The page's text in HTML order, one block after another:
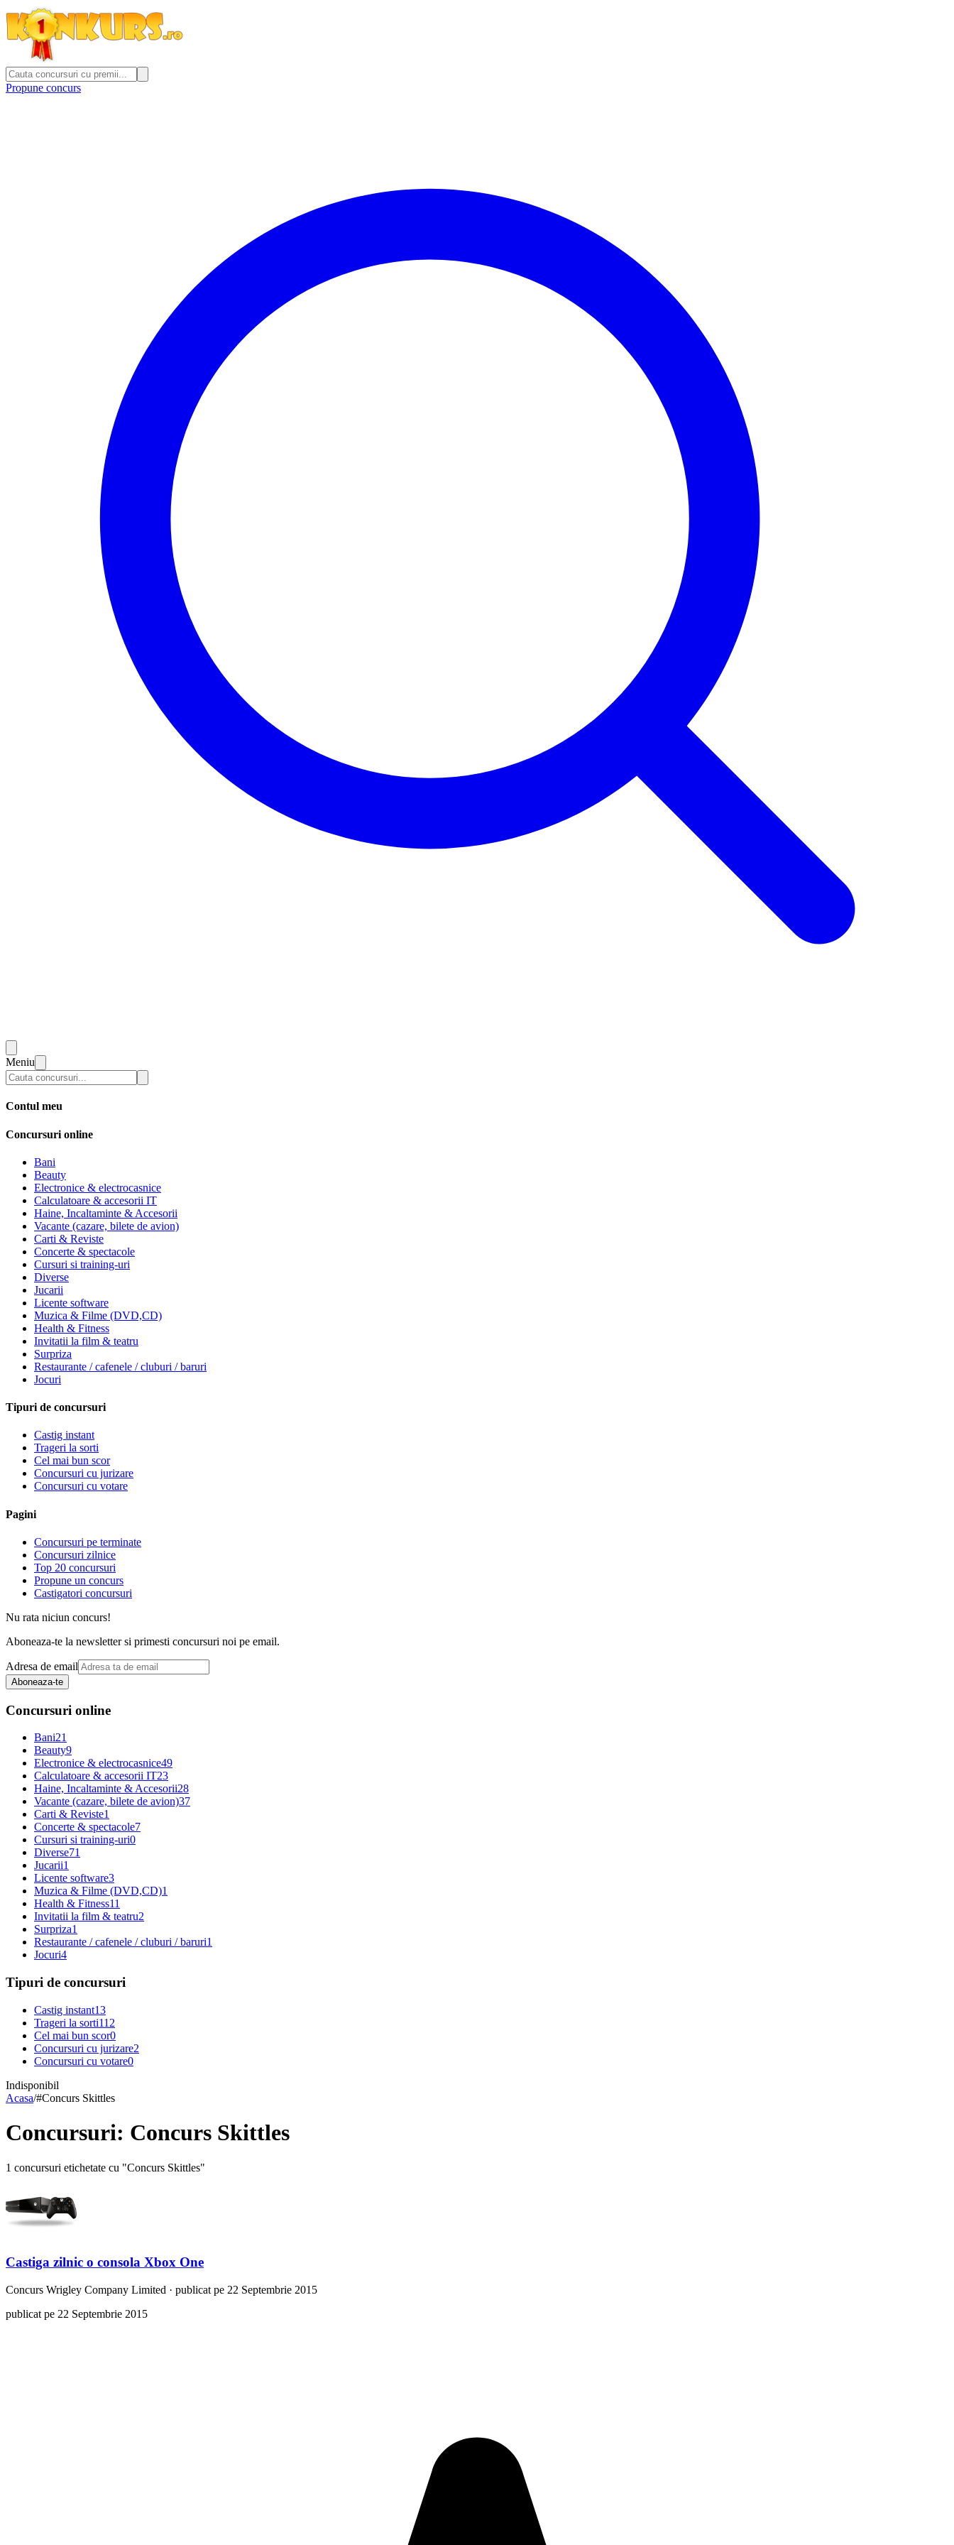
Propune concurs
Meniu
Contul meu
Concursuri online
Bani
Beauty
Electronice & electrocasnice
Calculatoare & accesorii IT
Haine, Incaltaminte & Accesorii
Vacante (cazare, bilete de avion)
Carti & Reviste
Concerte & spectacole
Cursuri si training-uri
Diverse
Jucarii
Licente software
Muzica & Filme (DVD,CD)
Health & Fitness
Invitatii la film & teatru
Surpriza
Restaurante / cafenele / cluburi / baruri
Jocuri
Tipuri de concursuri
Castig instant
Trageri la sorti
Cel mai bun scor
Concursuri cu jurizare
Concursuri cu votare
Pagini
Concursuri pe terminate
Concursuri zilnice
Top 20 concursuri
Propune un concurs
Castigatori concursuri
Nu rata niciun concurs!
Aboneaza-te la newsletter si primesti concursuri noi pe email.
Adresa de email
Aboneaza-te
Concursuri online
Bani21
Beauty9
Electronice & electrocasnice49
Calculatoare & accesorii IT23
Haine, Incaltaminte & Accesorii28
Vacante (cazare, bilete de avion)37
Carti & Reviste1
Concerte & spectacole7
Cursuri si training-uri0
Diverse71
Jucarii1
Licente software3
Muzica & Filme (DVD,CD)1
Health & Fitness11
Invitatii la film & teatru2
Surpriza1
Restaurante / cafenele / cluburi / baruri1
Jocuri4
Tipuri de concursuri
Castig instant13
Trageri la sorti112
Cel mai bun scor0
Concursuri cu jurizare2
Concursuri cu votare0
Indisponibil
Acasa/#Concurs Skittles
Concursuri: Concurs Skittles
1 concursuri etichetate cu "Concurs Skittles"
Castiga zilnic o consola Xbox One
Concurs Wrigley Company Limited · publicat pe 22 Septembrie 2015
publicat pe 22 Septembrie 2015